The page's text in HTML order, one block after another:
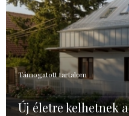
Támogatott tartalom
Új életre kelhetnek